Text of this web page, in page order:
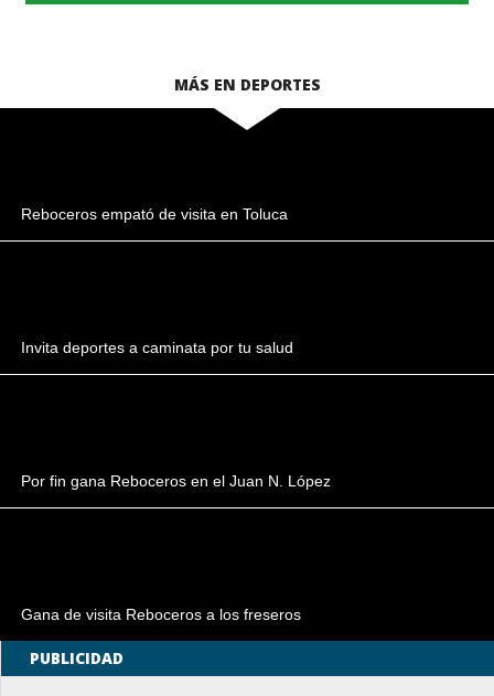
MÁS EN DEPORTES
Reboceros empató de visita en Toluca
Invita deportes a caminata por tu salud
Por fin gana Reboceros en el Juan N. López
Gana de visita Reboceros a los freseros
PUBLICIDAD